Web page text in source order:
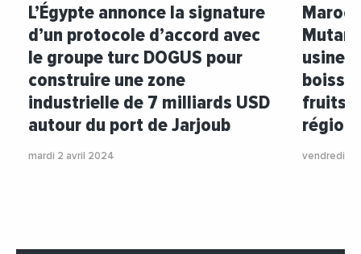
L’Égypte annonce la signature
d’un protocole d’accord avec
le groupe turc DOGUS pour
construire une zone
industrielle de 7 milliards USD
autour du port de Jarjoub
mardi 2 avril 2024
Maroc
usine
fruits
région
vendredi